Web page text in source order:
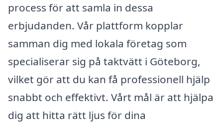
process för att samla in dessa
erbjudanden. Vår plattform kopplar
samman dig med lokala företag som
specialiserar sig på taktvätt i Göteborg,
vilket gör att du kan få professionell hjälp
snabbt och effektivt. Vårt mål är att hjälpa
dig att hitta rätt ljus för dina